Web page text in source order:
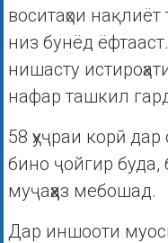
воситаҳои
низ бунёд
нишасту
нафар ташкил
58 ҳуҷраи корӣ
бино ҷойгир
муҷаҳҳаз мебошад.
Дар иншооти